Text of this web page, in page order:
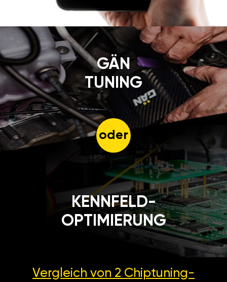
GÄN
TUNING
oder
KENNFELD-
OPTIMIERUNG
Vergleich von 2 Chiptuning-